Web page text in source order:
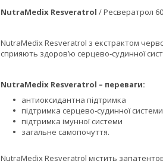
NutraMedix Resveratrol / Ресвератрол
NutraMedix Resveratrol з екстрактом
сприяють здоров’ю серцево‑судинної
NutraMedix Resveratrol – переваги:
антиоксидантна підтримка
підтримка серцево‑судинної системи
підтримка імунної системи
загальне самопочуття.
NutraMedix Resveratrol містить